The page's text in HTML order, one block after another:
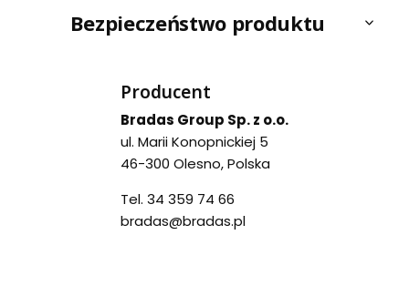
Bezpieczeństwo produktu
Producent
Bradas Group Sp. z o.o.
ul. Marii Konopnickiej 5
46-300 Olesno, Polska
Tel. 34 359 74 66
bradas@bradas.pl